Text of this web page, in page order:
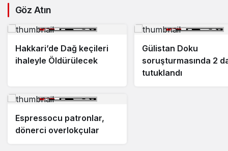
Göz Atın
Hakkari’de Dağ keçileri
ihaleyle Öldürülecek
Gülistan Doku
soruşturmasında 2
tutuklandı
Espressocu patronlar,
dönerci overlokçular